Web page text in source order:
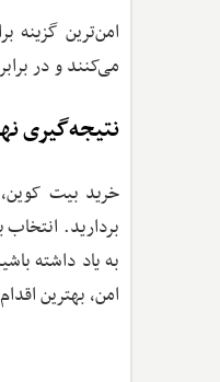
امن‌ترین گزینه
می‌کنند و در
نتیجه‌گیری
خرید بیت کوین،
بردارید.
به یاد داشته
امن، بهترین